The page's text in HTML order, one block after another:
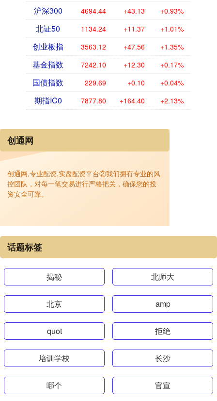
沪深300 4694.44 +43.13 +0.93%
北证50 1134.24 +11.37 +1.01%
创业板指 3563.12 +47.56 +1.35%
基金指数 7242.10 +12.30 +0.17%
国债指数 229.69 +0.10 +0.04%
期指IC0 7877.80 +164.40 +2.13%
创通网
创通网,专业配资,实盘配资平台②我们拥有专业的风
控团队，对每一笔交易进行严格把关，确保您的投
资安全可靠。
话题标签
揭秘 北师大
北京 amp
quot 拒绝
培训学校 长沙
哪个 官宣